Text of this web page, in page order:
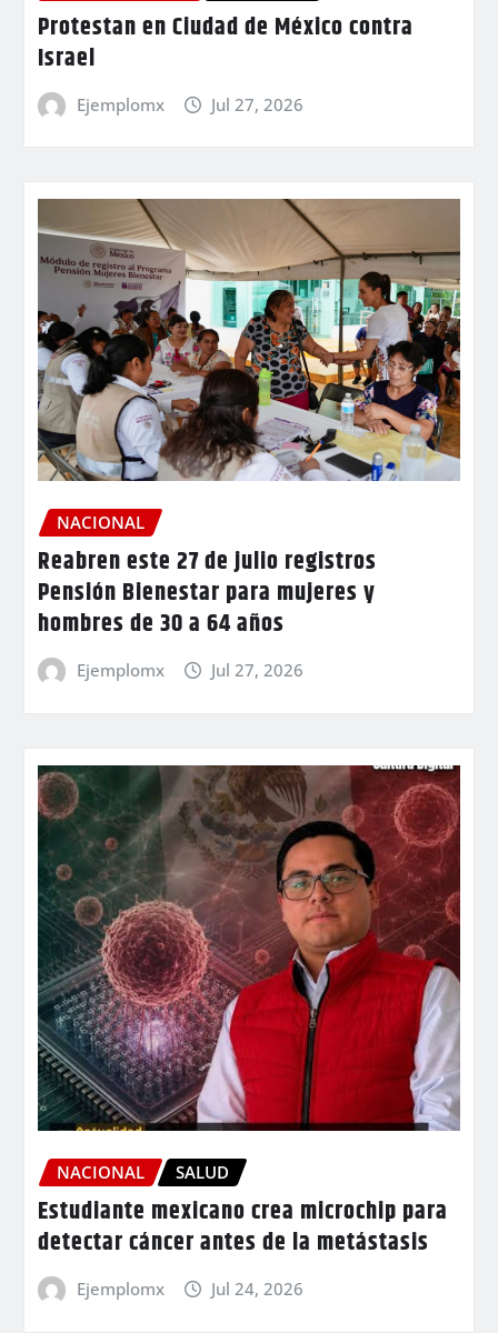
Protestan en Ciudad de México contra
Israel
Ejemplomx Jul 27, 2026
NACIONAL
Reabren este 27 de julio registros
Pensión Bienestar para mujeres y
hombres de 30 a 64 años
Ejemplomx Jul 27, 2026
NACIONAL SALUD
Estudiante mexicano crea microchip para
detectar cáncer antes de la metástasis
Ejemplomx Jul 24, 2026